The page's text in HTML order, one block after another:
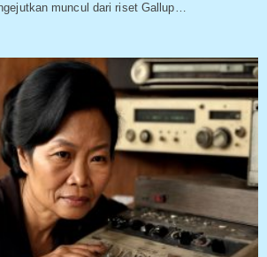
muncul dari riset Gallup…